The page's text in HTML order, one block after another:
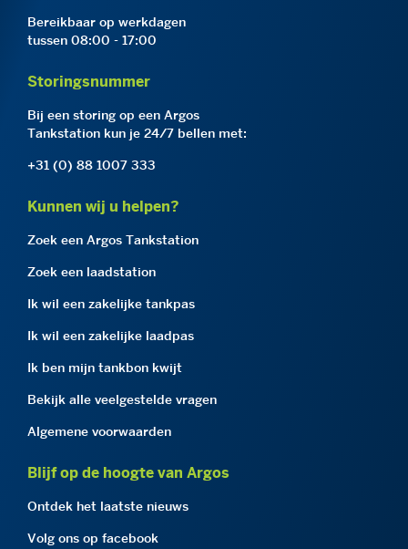
Bereikbaar op werkdagen
tussen 08:00 - 17:00
Storingsnummer
Bij een storing op een Argos
Tankstation kun je 24/7 bellen met:
+31 (0) 88 1007 333
Kunnen wij u helpen?
Zoek een Argos Tankstation
Zoek een laadstation
Ik wil een zakelijke tankpas
Ik wil een zakelijke laadpas
Ik ben mijn tankbon kwijt
Bekijk alle veelgestelde vragen
Algemene voorwaarden
Blijf op de hoogte van Argos
Ontdek het laatste nieuws
Volg ons op facebook